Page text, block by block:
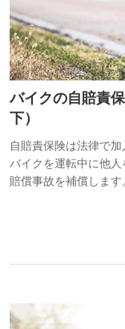
バイクの自賠責
下）
自賠責保険は法律で
バイクを運転中に他
賠償事故を補償します